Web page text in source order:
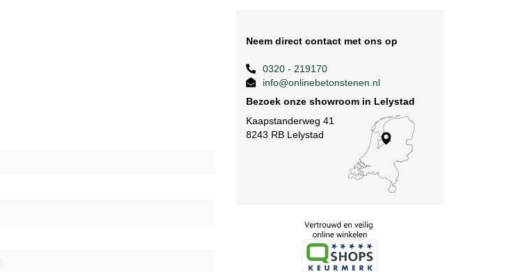
Neem direct contact met ons op
0320 - 219170
info@onlinebetonstenen.nl
Bezoek onze showroom in Lelystad
Kaapstanderweg 41
8243 RB Lelystad